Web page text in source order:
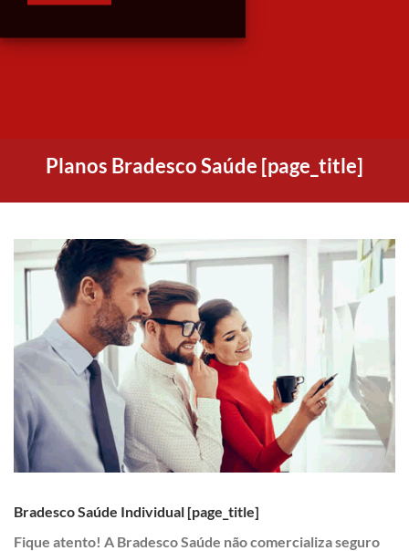
Planos Bradesco Saúde [page_title]
Bradesco Saúde Individual [page_title]
Fique atento! A Bradesco Saúde não comercializa seguro